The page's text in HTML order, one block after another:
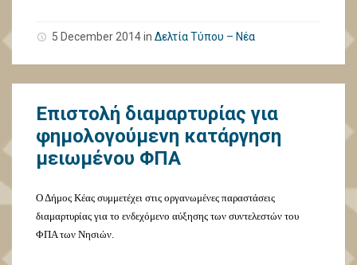
5 December 2014in Δελτία Τύπου – Νέα
Επιστολή διαμαρτυρίας για
φημολογούμενη κατάργηση
μειωμένου ΦΠΑ
Ο Δήμος Κέας συμμετέχει στις οργανωμένες παραστάσεις
διαμαρτυρίας για το ενδεχόμενο αύξησης των συντελεστών του
ΦΠΑ των Νησιών.